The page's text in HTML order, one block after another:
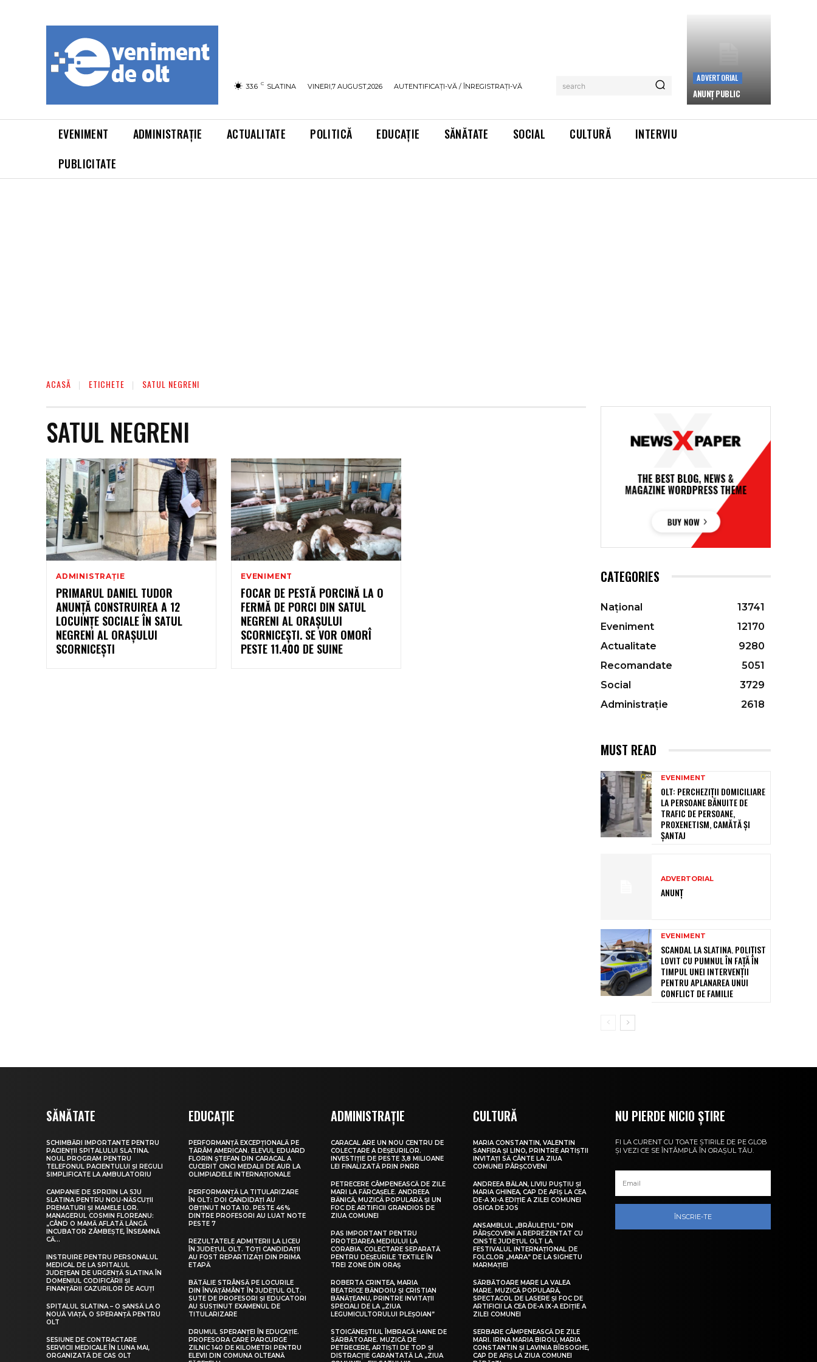
33.6 C SLATINA VINERI,7 AUGUST,2026 AUTENTIFICAȚI-VĂ / ÎNREGISTRAȚI-VĂ search
ADVERTORIAL
ANUNȚ PUBLIC
EVENIMENT ADMINISTRAȚIE ACTUALITATE POLITICĂ EDUCAȚIE SĂNĂTATE SOCIAL CULTURĂ
INTERVIU
PUBLICITATE
ACASĂ ETICHETE SATUL NEGRENI
SATUL NEGRENI
ADMINISTRAȚIE
PRIMARUL DANIEL TUDOR
ANUNȚĂ CONSTRUIREA A 12
LOCUINȚE SOCIALE ÎN SATUL
NEGRENI AL ORAȘULUI
SCORNICEȘTI
EVENIMENT
FOCAR DE PESTĂ PORCINĂ LA O
FERMĂ DE PORCI DIN SATUL
NEGRENI AL ORAȘULUI
SCORNICEȘTI. SE VOR OMORÎ
PESTE 11.400 DE SUINE
CATEGORIES
Național
13741
Eveniment
12170
Actualitate
9280
Recomandate
5051
Social
3729
Administrație
2618
MUST READ
EVENIMENT
OLT: PERCHEZIŢII DOMICILIARE
LA PERSOANE BĂNUITE DE
TRAFIC DE PERSOANE,
PROXENETISM, CAMĂTĂ ŞI
ŞANTAJ
ADVERTORIAL
ANUNȚ
EVENIMENT
SCANDAL LA SLATINA. POLIȚIST
LOVIT CU PUMNUL ÎN FAȚĂ ÎN
TIMPUL UNEI INTERVENȚII
PENTRU APLANAREA UNUI
CONFLICT DE FAMILIE
SĂNĂTATE
SCHIMBĂRI IMPORTANTE PENTRU
PACIENȚII SPITALULUI SLATINA.
NOUL PROGRAM PENTRU
TELEFONUL PACIENTULUI ȘI REGULI
SIMPLIFICATE LA AMBULATORIU
CAMPANIE DE SPRIJIN LA SJU
SLATINA PENTRU NOU-NĂSCUȚII
PREMATURI ȘI MAMELE LOR.
MANAGERUL COSMIN FLOREANU:
„CÂND O MAMĂ AFLATĂ LÂNGĂ
INCUBATOR ZÂMBEȘTE, ÎNSEAMNĂ
CĂ...
INSTRUIRE PENTRU PERSONALUL
MEDICAL DE LA SPITALUL
JUDEȚEAN DE URGENȚĂ SLATINA ÎN
DOMENIUL CODIFICĂRII ȘI
FINANȚĂRII CAZURILOR DE ACUȚI
SPITALUL SLATINA – O ȘANSĂ LA O
NOUĂ VIAȚĂ, O SPERANȚĂ PENTRU
OLT
SESIUNE DE CONTRACTARE
SERVICII MEDICALE ÎN LUNA MAI,
ORGANIZATĂ DE CAS OLT
EDUCAȚIE
PERFORMANȚĂ EXCEPȚIONALĂ PE
TĂRÂM AMERICAN. ELEVUL EDUARD
FLORIN ȘTEFAN DIN CARACAL A
CUCERIT CINCI MEDALII DE AUR LA
OLIMPIADELE INTERNAȚIONALE
PERFORMANȚĂ LA TITULARIZARE
ÎN OLT: DOI CANDIDAȚI AU
OBȚINUT NOTA 10. PESTE 46%
DINTRE PROFESORI AU LUAT NOTE
PESTE 7
REZULTATELE ADMITERII LA LICEU
ÎN JUDEȚUL OLT. TOȚI CANDIDAȚII
AU FOST REPARTIZAȚI DIN PRIMA
ETAPĂ
BĂTĂLIE STRÂNSĂ PE LOCURILE
DIN ÎNVĂȚĂMÂNT ÎN JUDEȚUL OLT.
SUTE DE PROFESORI ȘI EDUCATORI
AU SUSȚINUT EXAMENUL DE
TITULARIZARE
DRUMUL SPERANȚEI ÎN EDUCAȚIE.
PROFESORA CARE PARCURGE
ZILNIC 140 DE KILOMETRI PENTRU
ELEVII DIN COMUNA OLTEANĂ
ADMINISTRAȚIE
CARACAL ARE UN NOU CENTRU DE
COLECTARE A DEȘEURILOR.
INVESTIȚIE DE PESTE 3,8 MILIOANE
LEI FINALIZATĂ PRIN PNRR
PETRECERE CÂMPENEASCĂ DE ZILE
MARI LA FĂRCAȘELE. ANDREEA
BĂNICĂ, MUZICĂ POPULARĂ ȘI UN
FOC DE ARTIFICII GRANDIOS DE
ZIUA COMUNEI
PAS IMPORTANT PENTRU
PROTEJAREA MEDIULUI LA
CORABIA. COLECTARE SEPARATĂ
PENTRU DEȘEURILE TEXTILE ÎN
TREI ZONE DIN ORAȘ
ROBERTA CRINTEA, MARIA
BEATRICE BĂNDOIU ȘI CRISTIAN
BĂNĂȚEANU, PRINTRE INVITAȚII
SPECIALI DE LA „ZIUA
LEGUMICULTORULUI PLEȘOIAN”
STOICĂNEȘTIUL ÎMBRACĂ HAINE DE
SĂRBĂTOARE. MUZICĂ DE
PETRECERE, ARTIȘTI DE TOP ȘI
DISTRACȚIE GARANTATĂ LA „ZIUA
CULTURĂ
MARIA CONSTANTIN, VALENTIN
SANFIRA ȘI LINO, PRINTRE ARTIȘTII
INVITAȚI SĂ CÂNTE LA ZIUA
COMUNEI PÂRȘCOVENI
ANDREEA BĂLAN, LIVIU PUȘTIU ȘI
MARIA GHINEA, CAP DE AFIȘ LA CEA
DE-A XI-A EDIȚIE A ZILEI COMUNEI
OSICA DE JOS
ANSAMBLUL „BRÂULEȚUL” DIN
PÂRȘCOVENI A REPREZENTAT CU
CINSTE JUDEȚUL OLT LA
FESTIVALUL INTERNAȚIONAL DE
FOLCLOR „MARA” DE LA SIGHETU
MARMAȚIEI
SĂRBĂTOARE MARE LA VALEA
MARE. MUZICĂ POPULARĂ,
SPECTACOL DE LASERE ȘI FOC DE
ARTIFICII LA CEA DE-A IX-A EDIȚIE A
ZILEI COMUNEI
SERBARE CÂMPENEASCĂ DE ZILE
MARI. IRINA MARIA BIROU, MARIA
CONSTANTIN ȘI LAVINIA BÎRSOGHE,
CAP DE AFIȘ LA ZIUA COMUNEI
NU PIERDE NICIO ȘTIRE
FI LA CURENT CU TOATE ȘTIRILE DE PE GLOB
ȘI VEZI CE SE ÎNTÂMPLĂ ÎN ORAȘUL TĂU.
ÎNSCRIE-TE